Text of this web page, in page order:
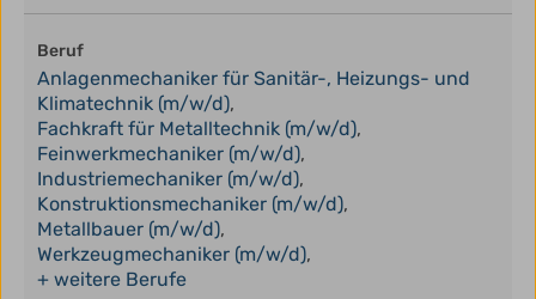
Beruf
Anlagenmechaniker für Sanitär-, Heizungs- und
Klimatechnik (m/w/d),
Fachkraft für Metalltechnik (m/w/d),
Feinwerkmechaniker (m/w/d),
Industriemechaniker (m/w/d),
Konstruktionsmechaniker (m/w/d),
Metallbauer (m/w/d),
Werkzeugmechaniker (m/w/d),
+ weitere Berufe